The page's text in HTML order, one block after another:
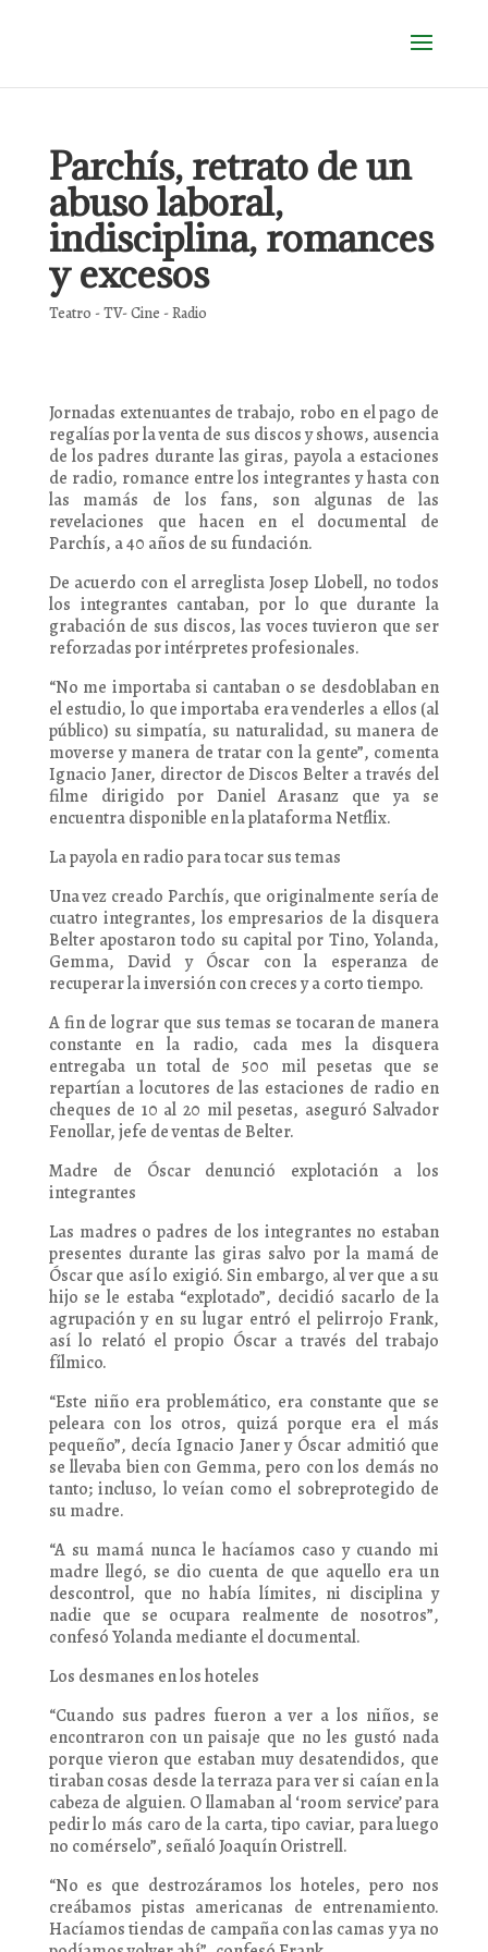
Parchís, retrato de un
abuso laboral,
indisciplina, romances
y excesos
Teatro - TV- Cine - Radio
Jornadas extenuantes de trabajo, robo en el pago de
regalías por la venta de sus discos y shows, ausencia
de los padres durante las giras, payola a estaciones
de radio, romance entre los integrantes y hasta con
las mamás de los fans, son algunas de las
revelaciones que hacen en el documental de
Parchís, a 40 años de su fundación.
De acuerdo con el arreglista Josep Llobell, no todos
los integrantes cantaban, por lo que durante la
grabación de sus discos, las voces tuvieron que ser
reforzadas por intérpretes profesionales.
“No me importaba si cantaban o se desdoblaban en
el estudio, lo que importaba era venderles a ellos (al
público) su simpatía, su naturalidad, su manera de
moverse y manera de tratar con la gente”, comenta
Ignacio Janer, director de Discos Belter a través del
filme dirigido por Daniel Arasanz que ya se
encuentra disponible en la plataforma Netflix.
La payola en radio para tocar sus temas
Una vez creado Parchís, que originalmente sería de
cuatro integrantes, los empresarios de la disquera
Belter apostaron todo su capital por Tino, Yolanda,
Gemma, David y Óscar con la esperanza de
recuperar la inversión con creces y a corto tiempo.
A fin de lograr que sus temas se tocaran de manera
constante en la radio, cada mes la disquera
entregaba un total de 500 mil pesetas que se
repartían a locutores de las estaciones de radio en
cheques de 10 al 20 mil pesetas, aseguró Salvador
Fenollar, jefe de ventas de Belter.
Madre de Óscar denunció explotación a los
integrantes
Las madres o padres de los integrantes no estaban
presentes durante las giras salvo por la mamá de
Óscar que así lo exigió. Sin embargo, al ver que a su
hijo se le estaba “explotado”, decidió sacarlo de la
agrupación y en su lugar entró el pelirrojo Frank,
así lo relató el propio Óscar a través del trabajo
fílmico.
“Este niño era problemático, era constante que se
peleara con los otros, quizá porque era el más
pequeño”, decía Ignacio Janer y Óscar admitió que
se llevaba bien con Gemma, pero con los demás no
tanto; incluso, lo veían como el sobreprotegido de
su madre.
“A su mamá nunca le hacíamos caso y cuando mi
madre llegó, se dio cuenta de que aquello era un
descontrol, que no había límites, ni disciplina y
nadie que se ocupara realmente de nosotros”,
confesó Yolanda mediante el documental.
Los desmanes en los hoteles
“Cuando sus padres fueron a ver a los niños, se
encontraron con un paisaje que no les gustó nada
porque vieron que estaban muy desatendidos, que
tiraban cosas desde la terraza para ver si caían en la
cabeza de alguien. O llamaban al ‘room service’ para
pedir lo más caro de la carta, tipo caviar, para luego
no comérselo”, señaló Joaquín Oristrell.
“No es que destrozáramos los hoteles, pero nos
creábamos pistas americanas de entrenamiento.
Hacíamos tiendas de campaña con las camas y ya no